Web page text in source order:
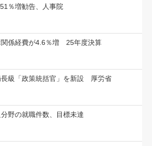
％増勧告、人事院
関係経費が4.6％増 25年度決算
長級「政策統括官」を新設 厚労省
野の就職件数、目標未達